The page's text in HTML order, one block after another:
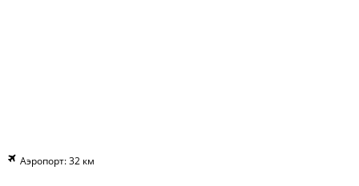
Аэропорт: 32 км